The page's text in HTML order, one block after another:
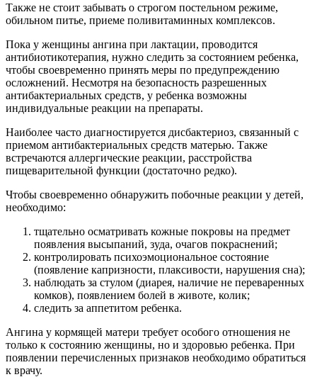
Также не стоит забывать о строгом постельном режиме,
обильном питье, приеме поливитаминных комплексов.
Пока у женщины ангина при лактации, проводится
антибиотикотерапия, нужно следить за состоянием ребенка,
чтобы своевременно принять меры по предупреждению
осложнений. Несмотря на безопасность разрешенных
антибактериальных средств, у ребенка возможны
индивидуальные реакции на препараты.
Наиболее часто диагностируется дисбактериоз, связанный с
приемом антибактериальных средств матерью. Также
встречаются аллергические реакции, расстройства
пищеварительной функции (достаточно редко).
Чтобы своевременно обнаружить побочные реакции у детей,
необходимо:
тщательно осматривать кожные покровы на предмет
появления высыпаний, зуда, очагов покраснений;
контролировать психоэмоциональное состояние
(появление капризности, плаксивости, нарушения сна);
наблюдать за стулом (диарея, наличие не переваренных
комков), появлением болей в животе, колик;
следить за аппетитом ребенка.
Ангина у кормящей матери требует особого отношения не
только к состоянию женщины, но и здоровью ребенка. При
появлении перечисленных признаков необходимо обратиться
к врачу.